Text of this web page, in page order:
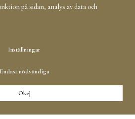
på sidan, analys av data och
Inställningar
Endast nödvändiga
Okej